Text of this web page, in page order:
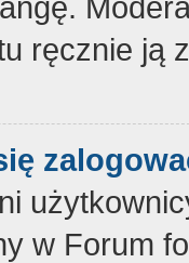
ręcznie ją
w Forum